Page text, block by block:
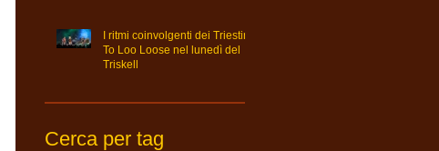
I ritmi coinvolgenti dei Triestini
To Loo Loose nel lunedì del
Triskell
Cerca per tag